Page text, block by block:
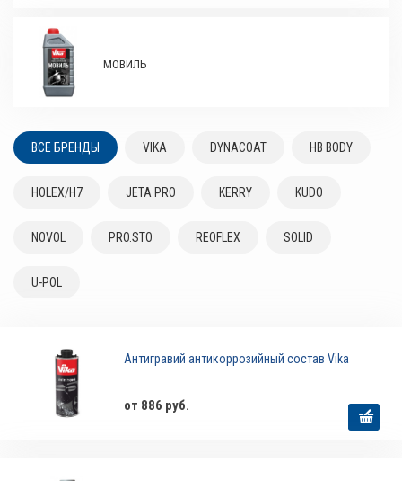
МОВИЛЬ
ВСЕ БРЕНДЫ VIKA DYNACOAT HB BODY
HOLEX/H7 JETA PRO KERRY KUDO
NOVOL PRO.STO REOFLEX SOLID
U-POL
Антигравий антикоррозийный состав Vika
от 886 руб.